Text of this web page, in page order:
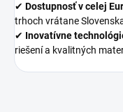
✔ Dostupnosť v celej
trhoch vrátane
✔ Inovatívne
riešení a kvalitných